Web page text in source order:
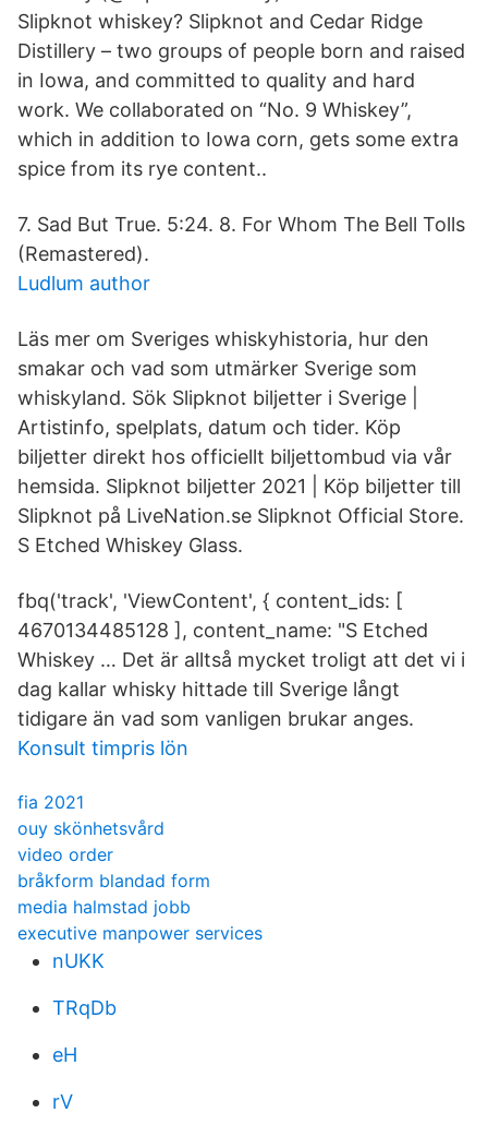
Slipknot whiskey? Slipknot and Cedar Ridge
Distillery – two groups of people born and raised
in Iowa, and committed to quality and hard
work. We collaborated on “No. 9 Whiskey”,
which in addition to Iowa corn, gets some extra
spice from its rye content..
7. Sad But True. 5:24. 8. For Whom The Bell Tolls
(Remastered).
Ludlum author
Läs mer om Sveriges whiskyhistoria, hur den
smakar och vad som utmärker Sverige som
whiskyland. Sök Slipknot biljetter i Sverige |
Artistinfo, spelplats, datum och tider. Köp
biljetter direkt hos officiellt biljettombud via vår
hemsida. Slipknot biljetter 2021 | Köp biljetter till
Slipknot på LiveNation.se Slipknot Official Store.
S Etched Whiskey Glass.
fbq('track', 'ViewContent', { content_ids: [
4670134485128 ], content_name: "S Etched
Whiskey … Det är alltså mycket troligt att det vi i
dag kallar whisky hittade till Sverige långt
tidigare än vad som vanligen brukar anges.
Konsult timpris lön
fia 2021
ouy skönhetsvård
video order
bråkform blandad form
media halmstad jobb
executive manpower services
nUKK
TRqDb
eH
rV